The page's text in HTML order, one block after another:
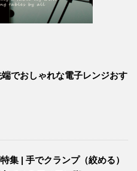
端でおしゃれな電子レンジおす
集 | 手でクランプ（絞める）